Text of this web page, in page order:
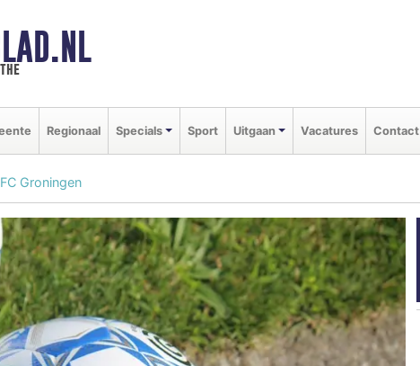
Regionaal Specials Sport Uitgaan Vacatures Contact
Groningen